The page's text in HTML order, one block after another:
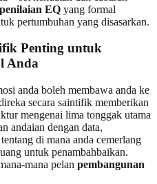
penilaian EQ yang formal
pertumbuhan yang disasarkan.
Penting untuk
Anda
anda boleh membawa anda ke
secara saintifik memberikan
mengenai lima tonggak utama
andaian dengan data,
di mana anda cemerlang
untuk penambahbaikan.
mana pelan pembangunan